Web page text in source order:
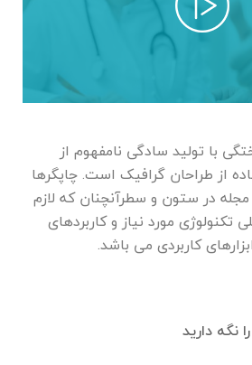
با تولید سادگی نامفهوم از
از طراحان گرافیک است. چاپگرها
مجله در ستون و سطرآنچنان که لازم
تکنولوژی مورد نیاز و کاربردهای
کاربردی می باشد.
نگه دارید